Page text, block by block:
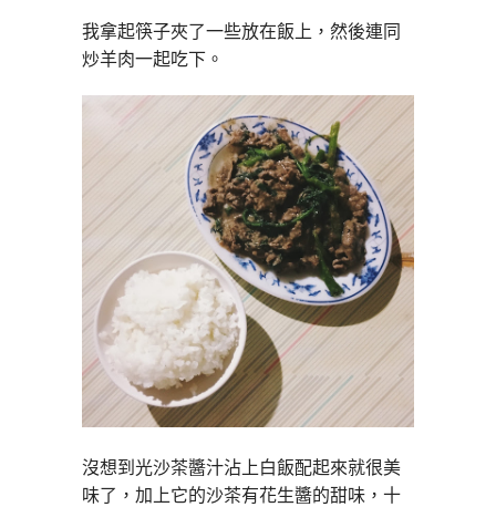
我拿起筷子夾了一些放在飯上，然後連同
炒羊肉一起吃下。
沒想到光沙茶醬汁沾上白飯配起來就很美
味了，加上它的沙茶有花生醬的甜味，十